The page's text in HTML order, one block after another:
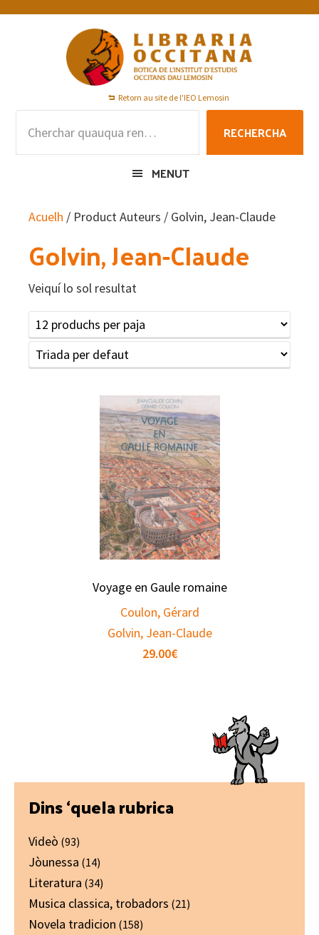
Skip
Skip
Skip
Retorn au site de l'IEO Lemosin
RECHERCHA
MENUT
Acuelh / Product Auteurs / Golvin, Jean-Claude
Golvin, Jean-Claude
Veiquí lo sol resultat
Voyage en Gaule romaine
Coulon, Gérard
Golvin, Jean-Claude
29.00€
Primary
Sidebar
Dins ‘quela rubrica
Videò (93)
Jòunessa (14)
Literatura (34)
Musica classica, trobadors (21)
Novela tradicion (158)